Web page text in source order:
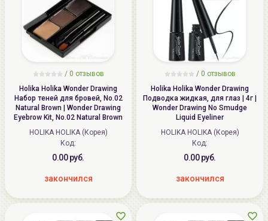
/ 0 отзывов
Holika Holika Wonder Drawing
Набор теней для бровей, No.02
Natural Brown | Wonder Drawing
Eyebrow Kit, No.02 Natural Brown
HOLIKA HOLIKA (Корея)
Код:
0.00 руб.
закончился
/ 0 отзывов
Holika Holika Wonder Drawing
Подводка жидкая, для глаз | 4г |
Wonder Drawing No Smudge
Liquid Eyeliner
HOLIKA HOLIKA (Корея)
Код:
0.00 руб.
закончился